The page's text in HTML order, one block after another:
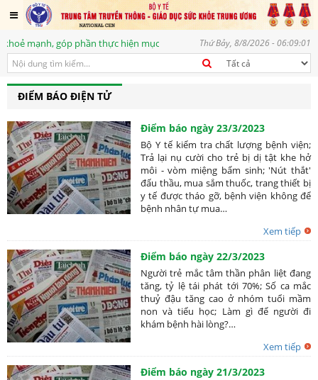
mạnh, góp phần thực hiện mục tiêu phát triển bền vững, vì một tương
Thứ Bảy, 8/8/2026 - 06:09:02
ĐIỂM BÁO ĐIỆN TỬ
Điểm báo ngày 23/3/2023
Bộ Y tế kiểm tra chất lượng bệnh viện;
Trả lại nụ cười cho trẻ bị dị tật khe hở
môi - vòm miệng bẩm sinh; 'Nút thắt'
đấu thầu, mua sắm thuốc, trang thiết bị
y tế được tháo gỡ, bệnh viện không để
bệnh nhân tự mua…
Xem tiếp
Điểm báo ngày 22/3/2023
Người trẻ mắc tâm thần phân liệt đang
tăng, tỷ lệ tái phát tới 70%; Số ca mắc
thuỷ đậu tăng cao ở nhóm tuổi mầm
non và tiểu học; Làm gì để người đi
khám bệnh hài lòng?…
Xem tiếp
Điểm báo ngày 21/3/2023